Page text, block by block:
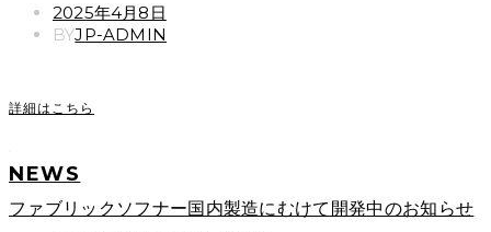
POSTED
ON
2025年4月8日
BYJP-ADMIN
詳細はこちら
NEWS
ファブリックソフナー国内製造にむけて開発中のお知らせ